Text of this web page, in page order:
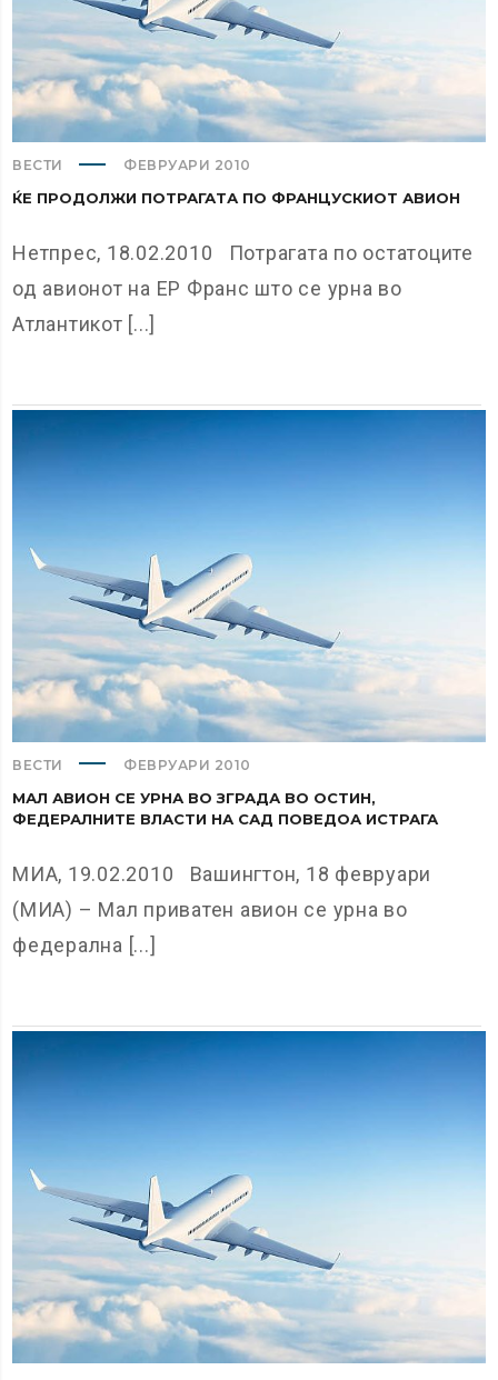
ВЕСТИ ФЕВРУАРИ 2010
ЌЕ ПРОДОЛЖИ ПОТРАГАТА ПО ФРАНЦУСКИОТ АВИОН
Нетпрес, 18.02.2010 Потрагата по остатоците
од авионот на ЕР Франс што се урна во
Атлантикот [...]
ВЕСТИ ФЕВРУАРИ 2010
МАЛ АВИОН СЕ УРНА ВО ЗГРАДА ВО ОСТИН,
ФЕДЕРАЛНИТЕ ВЛАСТИ НА САД ПОВЕДОА ИСТРАГА
МИА, 19.02.2010 Вашингтон, 18 февруари
(МИА) – Мал приватен авион се урна во
федерална [...]